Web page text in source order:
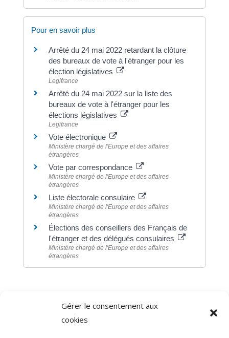
Gérer le consentement aux
cookies
Pour en savoir plus
Arrêté du 24 mai 2022 retardant la clôture
des bureaux de vote à l'étranger pour les
élection législatives
Legifrance
Arrêté du 24 mai 2022 sur la liste des
bureaux de vote à l'étranger pour les
élections législatives
Legifrance
Vote électronique
Ministère chargé de l'Europe et des affaires
étrangères
Vote par correspondance
Ministère chargé de l'Europe et des affaires
étrangères
Liste électorale consulaire
Ministère chargé de l'Europe et des affaires
étrangères
Élections des conseillers des Français de
l'étranger et des délégués consulaires
Ministère chargé de l'Europe et des affaires
étrangères
Direction de l'information légale et administrative
comarquage developpé par